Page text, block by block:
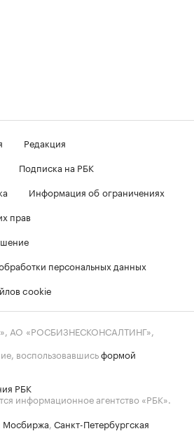
Редакция
Подписка на РБК
Информация об ограничениях
прав
персональных данных
cookie
АО «РОСБИЗНЕСКОНСАЛТИНГ»,
воспользовавшисьформой
РБК
информационное агентство «РБК».
Мосбиржа Санкт-Петербургская